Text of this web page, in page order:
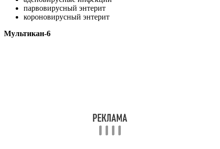
парвовирусный энтерит
короновирусный энтерит
Мультикан-6